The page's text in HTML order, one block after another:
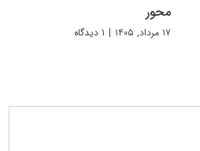
محور
۱۷ مرداد, ۱۴۰۵ | ۱ دیدگاه